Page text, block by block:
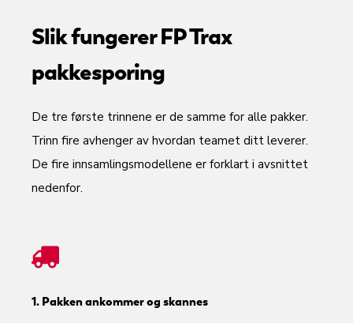
Slik fungerer FP Trax
pakkesporing
De tre første trinnene er de samme for alle pakker.
Trinn fire avhenger av hvordan teamet ditt leverer.
De fire innsamlingsmodellene er forklart i avsnittet
nedenfor.
1. Pakken ankommer og skannes